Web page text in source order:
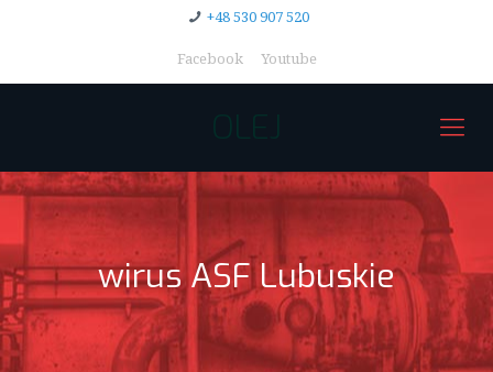
+48 530 907 520
Facebook Youtube
OLEJ
wirus ASF Lubuskie